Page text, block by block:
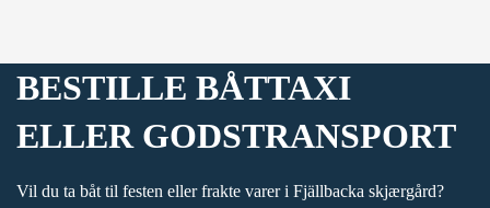
BESTILLE BÅTTAXI
ELLER GODSTRANSPORT
Vil du ta båt til festen eller frakte varer i Fjällbacka skjærgård?